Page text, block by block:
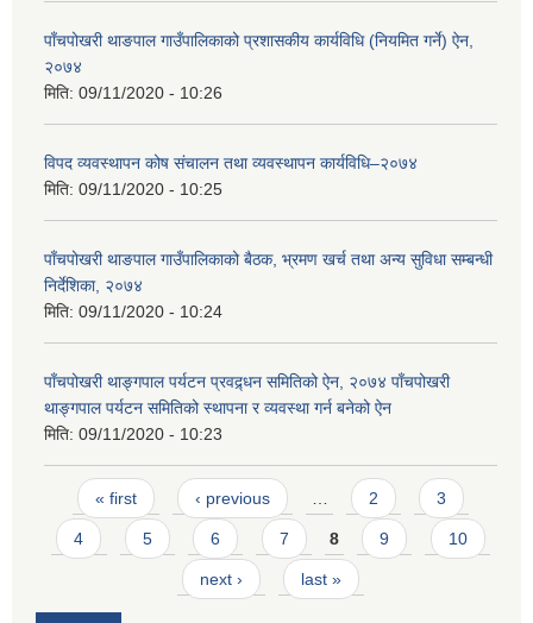
पाँचपोखरी थाङपाल गाउँपालिकाको प्रशासकीय कार्यविधि (नियमित गर्ने) ऐन,
२०७४
मिति: 09/11/2020 - 10:26
विपद व्यवस्थापन कोष संचालन तथा व्यवस्थापन कार्यविधि–२०७४
मिति: 09/11/2020 - 10:25
पाँचपोखरी थाङपाल गाउँपालिकाको बैठक, भ्रमण खर्च तथा अन्य सुविधा सम्बन्धी
निर्देशिका, २०७४
मिति: 09/11/2020 - 10:24
पाँचपोखरी थाङ्गपाल पर्यटन प्रवद्र्धन समितिको ऐन, २०७४ पाँचपोखरी
थाङ्गपाल पर्यटन समितिको स्थापना र व्यवस्था गर्न बनेको ऐन
मिति: 09/11/2020 - 10:23
Pages
« first ‹ previous … 2 3
4 5 6 7 8 9 10
next › last »